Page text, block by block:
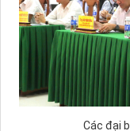
Các đại